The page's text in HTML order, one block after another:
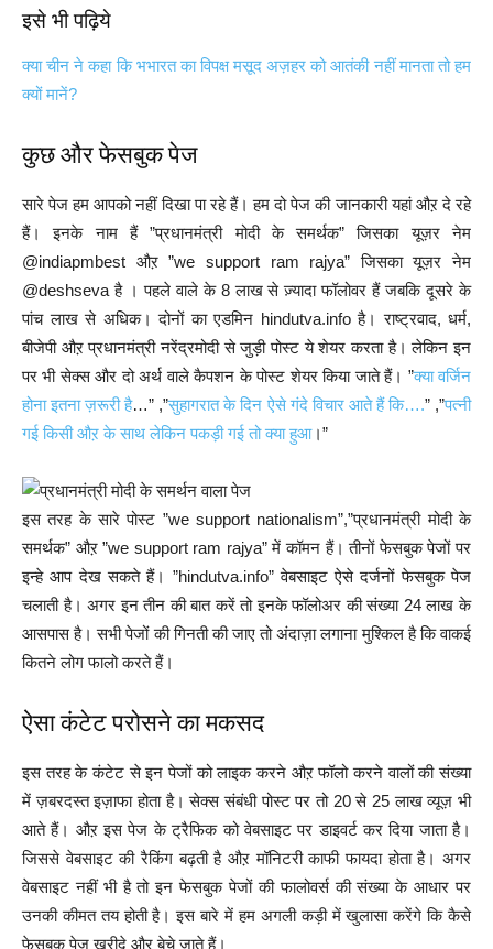
इसे भी पढ़िये
क्या चीन ने कहा कि भभारत का विपक्ष मसूद अज़हर को आतंकी नहीं मानता तो हम
क्यों मानें?
कुछ और फेसबुक पेज
सारे पेज हम आपको नहीं दिखा पा रहे हैं। हम दो पेज की जानकारी यहां औऱ दे रहे
हैं। इनके नाम हैं ”प्रधानमंत्री मोदी के समर्थक” जिसका यूज़र नेम
@indiapmbest औऱ ”we support ram rajya” जिसका यूज़र नेम
@deshseva है । पहले वाले के 8 लाख से ज़्यादा फॉलोवर हैं जबकि दूसरे के
पांच लाख से अधिक। दोनों का एडमिन hindutva.info है। राष्ट्रवाद, धर्म,
बीजेपी औऱ प्रधानमंत्री नरेंद्रमोदी से जुड़ी पोस्ट ये शेयर करता है। लेकिन इन
पर भी सेक्स और दो अर्थ वाले कैपशन के पोस्ट शेयर किया जाते हैं। ”क्या वर्जिन
होना इतना ज़रूरी है…” ,”सुहागरात के दिन ऐसे गंदे विचार आते हैं कि….” ,”पत्नी
गई किसी औऱ के साथ लेकिन पकड़ी गई तो क्या हुआ।”
इस तरह के सारे पोस्ट ”we support nationalism”,”प्रधानमंत्री मोदी के
समर्थक” औऱ ”we support ram rajya” में कॉमन हैं। तीनों फेसबुक पेजों पर
इन्हे आप देख सकते हैं। ”hindutva.info” वेबसाइट ऐसे दर्जनों फेसबुक पेज
चलाती है। अगर इन तीन की बात करें तो इनके फॉलोअर की संख्या 24 लाख के
आसपास है। सभी पेजों की गिनती की जाए तो अंदाज़ा लगाना मुश्किल है कि वाकई
कितने लोग फालो करते हैं।
ऐसा कंटेट परोसने का मकसद
इस तरह के कंटेट से इन पेजों को लाइक करने औऱ फॉलो करने वालों की संख्या
में ज़बरदस्त इज़ाफा होता है। सेक्स संबंधी पोस्ट पर तो 20 से 25 लाख व्यूज़ भी
आते हैं। औऱ इस पेज के ट्रैफिक को वेबसाइट पर डाइवर्ट कर दिया जाता है।
जिससे वेबसाइट की रैकिंग बढ़ती है औऱ मॉनिटरी काफी फायदा होता है। अगर
वेबसाइट नहीं भी है तो इन फेसबुक पेजों की फालोवर्स की संख्या के आधार पर
उनकी कीमत तय होती है। इस बारे में हम अगली कड़ी में खुलासा करेंगे कि कैसे
फेसबुक पेज खरीदे और बेचे जाते हैं।